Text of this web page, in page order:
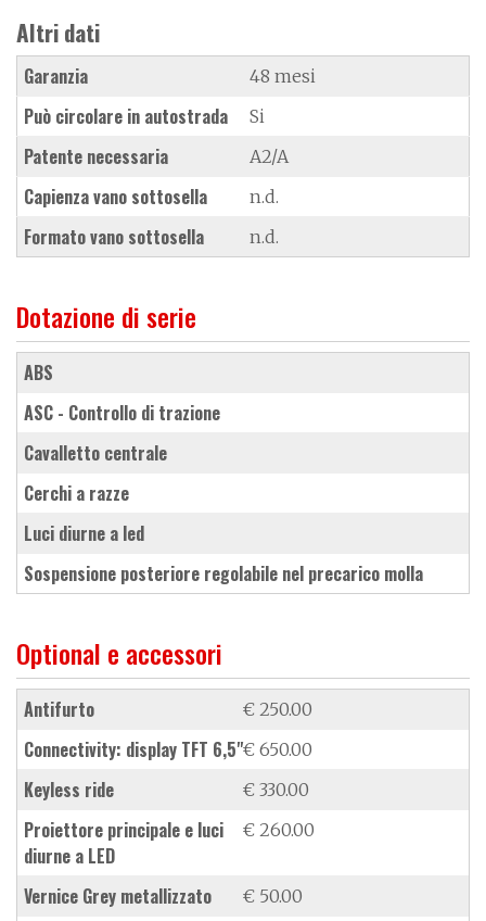
Altri dati
Garanzia 48 mesi
Può circolare in autostrada Si
Patente necessaria A2/A
Capienza vano sottosella n.d.
Formato vano sottosella n.d.
Dotazione di serie
ABS
ASC - Controllo di trazione
cavalletto centrale
cerchi a razze
luci diurne a led
sospensione posteriore regolabile nel precarico molla
Optional e accessori
antifurto € 250.00
connectivity: display TFT 6,5"€ 650.00
keyless ride € 330.00
proiettore principale e luci
diurne a LED
€ 260.00
vernice Grey metallizzato € 50.00